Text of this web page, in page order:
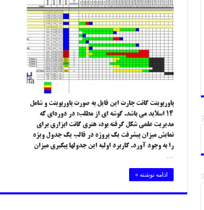
پاورپوینت گانت چارت این فایل به صورت پاورپوینت و شامل
۱۴ اسلاید می باشد. گوشه ای از مطلب: در دوره‌ای که
مدیریت علمی شکل گرفته بود، هنری گانت ابزاری برای
نمایش میزان پیشرفت یک پروژه در قالب یک جدول ویژه
را به وجود آورد. کاربرد اولیه این جدولها پیگیری میزان
…
ادامه نوشته »